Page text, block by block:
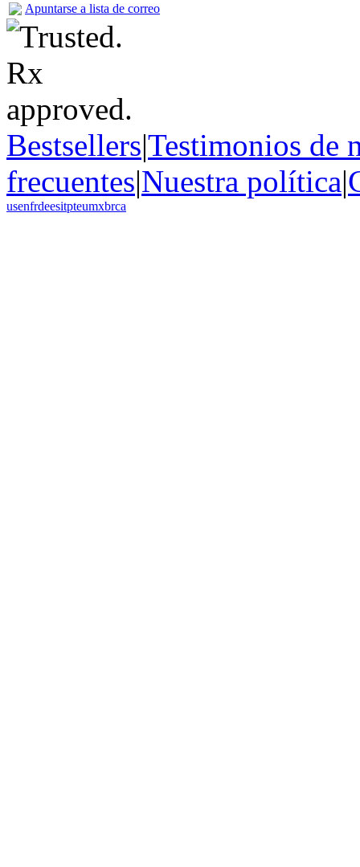
Apuntarse a lista de correo
Bestsellers|Testimonios de
frecuentes|Nuestra política|
usenfrdeesitpteumxbrca